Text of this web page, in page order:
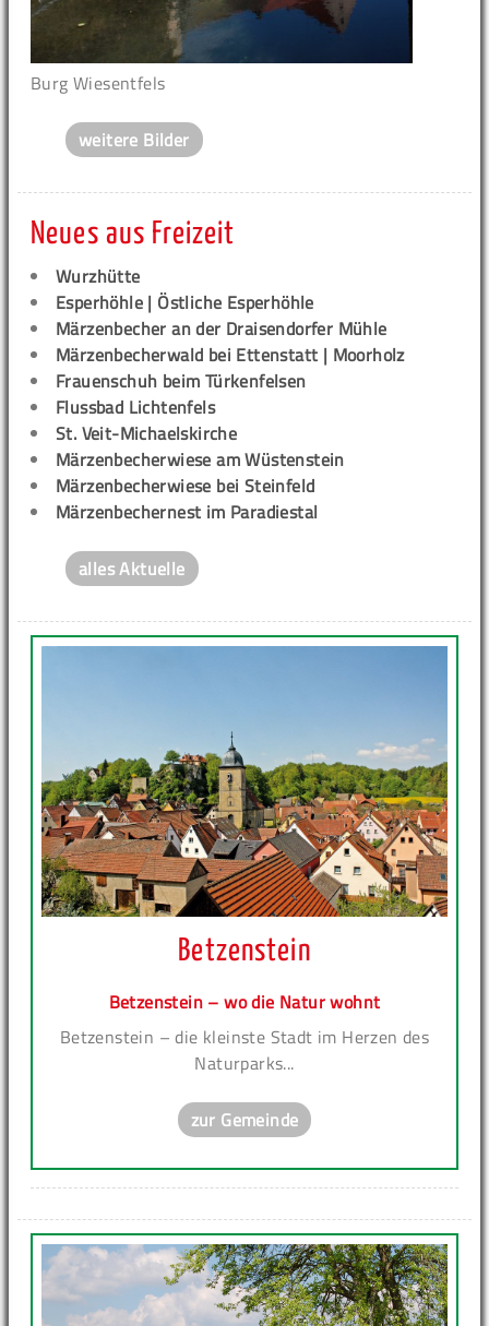
Burg Wiesentfels
weitere Bilder
Neues aus Freizeit
Wurzhütte
Esperhöhle | Östliche Esperhöhle
Märzenbecher an der Draisendorfer Mühle
Märzenbecherwald bei Ettenstatt | Moorholz
Frauenschuh beim Türkenfelsen
Flussbad Lichtenfels
St. Veit-Michaelskirche
Märzenbecherwiese am Wüstenstein
Märzenbecherwiese bei Steinfeld
Märzenbechernest im Paradiestal
alles Aktuelle
Betzenstein
Betzenstein – wo die Natur wohnt
Betzenstein – die kleinste Stadt im Herzen des
Naturparks...
zur Gemeinde